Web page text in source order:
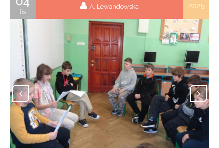
lis
A. Lewandowska 2025